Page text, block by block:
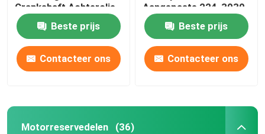
Crankshaft Achterolie
533-2152 226-4757
2264757Beste prijs
Contacteer ons
Aangepaste 224-3030
Beste prijs
Contacteer ons
Motorreservedelen (36)